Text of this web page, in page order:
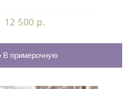
12 500 р.
В примерочную